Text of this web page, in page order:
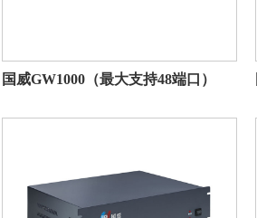
国威GW1000（最大支持48端口）